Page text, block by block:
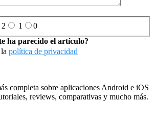
2 1
0
ha parecido el artículo?
política de privacidad
completa sobre aplicaciones Android e iOS
reviews, comparativas y mucho más.